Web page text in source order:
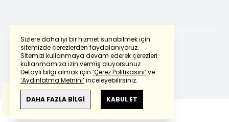
Sizlere daha iyi bir hizmet sunabilmek için
sitemizde çerezlerden faydalanıyoruz.
Sitemizi kullanmaya devam ederek çerezleri
kullanmamıza izin vermiş oluyorsunuz.
Detaylı bilgi almak için ‘Çerez Politikasını’ve
‘Aydınlatma Metnini’inceleyebilirsiniz.
DAHA FAZLA BİLGİ KABUL ET
Powered by Translate
Bu çevirideGoogle Transletekullanılmıştır.
Anlam ve çeviri hatalarından
haberturk.com
sorumlu değildir.